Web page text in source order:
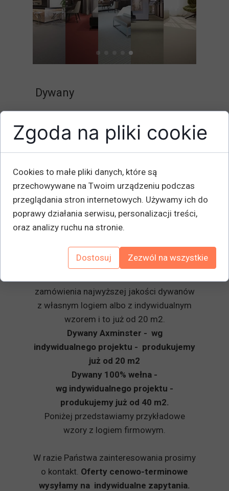
Dywany
Dywany z wełny należą do
najpopularniejszych wyrobów, które
użytkownicy cenią za trwałość,
wzornictwo, kolorystykę oraz za to, że są
bardzo miękkie i przyjemne w dotyku.
Nasze dywany to produkt Premium.
Dywany z naszej oferty to najlepsze
rozwiązanie dla wnętrza aby zapewnić
zapewnić walory dekoracyjne jak i trwałą
funkcjonalność.
zamówienia najwyższej jakości dywanów
z własnym logiem albo z indywidualnym
wzorem i to już od 20 m2.
Dywany Axminster - wg
indywidualnego projektu - produkujemy
już od 20 m2
Dywany 100% wełna -
wg indywidualnego projektu -
produkujemy już od 40 m2.
Poniżej przedstawiamy przykładowe
wzory z logiem firmowym.
W razie Państwa zainteresowania prosimy
o kontakt. Oferty cenowo-terminowe
wysyłamy na indywidualne zapytania.
Zgoda na pliki cookie
Cookies to małe pliki danych, które są
przechowywane na Twoim urządzeniu podczas
przeglądania stron internetowych. Używamy ich do
poprawy działania serwisu, personalizacji treści,
oraz analizy ruchu na stronie.
Dostosuj Zezwól na wszystkie